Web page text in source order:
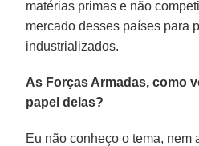
matérias primas e não
mercado desses países para
industrializados.
As Forças Armadas, como
papel delas?
Eu não conheço o tema, nem